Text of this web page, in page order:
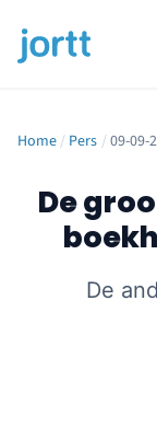
Home / Pers /09-09-
De
De